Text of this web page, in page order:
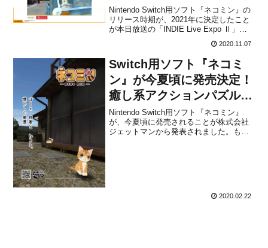
Nintendo Switch用ソフト『ネコミン』の
リリース時期が、2021年に決定したこと
が本日放送の「INDIE Live Expo Ⅱ」で
年夏頃に計画されていましたが、少し遅
れるようです。本作は、猫じゃらしを操
作して猫たちを巣穴(ワー...
2020.11.07
Switch用ソフト『ネコミ
ン』が今夏頃に発売決定！
癒し系アクションパズルゲ
ーム
Nintendo Switch用ソフト『ネコミン』
が、今夏頃に発売されることが株式会社
ジェットマンから発表されました。もと
2020.02.22